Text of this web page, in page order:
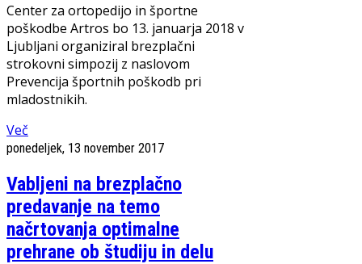
Center za ortopedijo in športne
poškodbe Artros bo 13. januarja 2018 v
Ljubljani organiziral brezplačni
strokovni simpozij z naslovom
Prevencija športnih poškodb pri
mladostnikih.
Več
ponedeljek, 13 november 2017
Vabljeni na brezplačno
predavanje na temo
načrtovanja optimalne
prehrane ob študiju in delu